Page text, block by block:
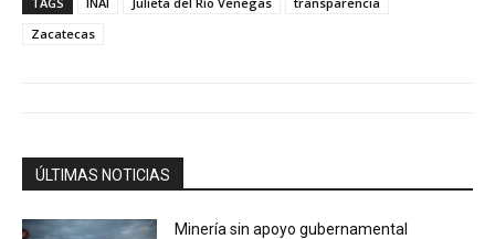
Zacatecas
ÚLTIMAS NOTICIAS
Minería sin apoyo gubernamental